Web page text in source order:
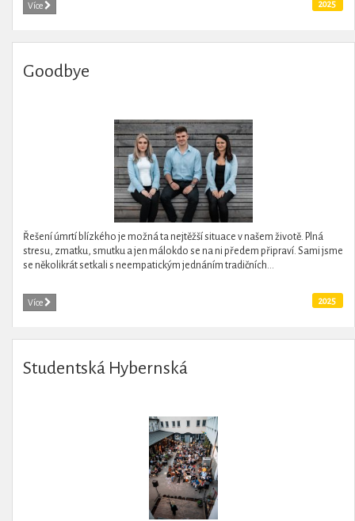
Více 2025
Goodbye
Řešení úmrtí blízkého je možná ta nejtěžší situace v našem životě. Plná
stresu, zmatku, smutku a jen málokdo se na ni předem připraví. Sami jsme
se několikrát setkali s neempatickým jednáním tradičních...
Více 2025
Studentská Hybernská